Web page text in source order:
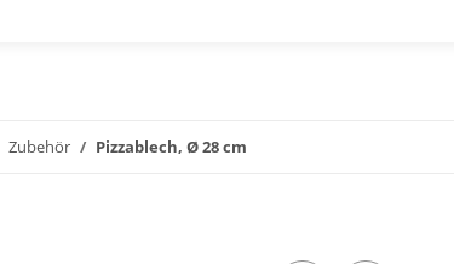
Zubehör Pizzablech, Ø 28 cm